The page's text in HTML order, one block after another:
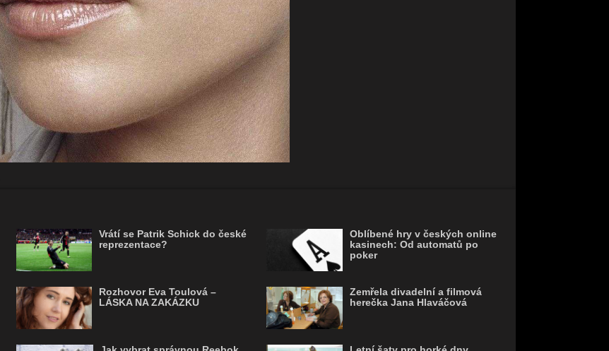
Vrátí se Patrik Schick do české
reprezentace?
Rozhovor Eva Toulová –
LÁSKA NA ZAKÁZKU
Oblíbené hry v českých online
kasinech: Od automatů po
poker
Zemřela divadelní a filmová
herečka Jana Hlaváčová